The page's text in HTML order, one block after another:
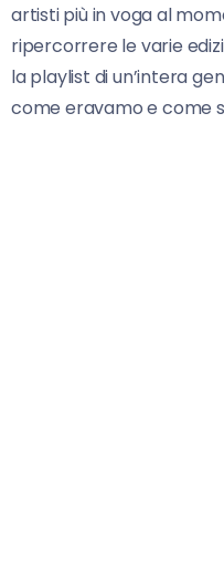
artisti più in voga al
ripercorrere le varie
la playlist di un’intera
come eravamo e come